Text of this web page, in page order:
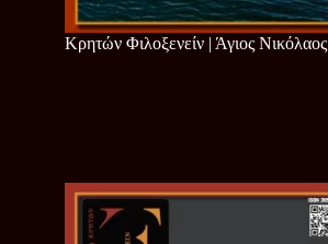
Κρητών Φιλοξενείν | Άγιος Νικόλαος